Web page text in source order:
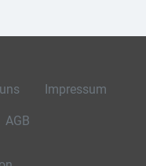
Impressum
AGB